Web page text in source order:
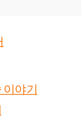
이야기